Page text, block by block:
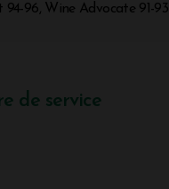
96, Wine Advocate 91-93
de service